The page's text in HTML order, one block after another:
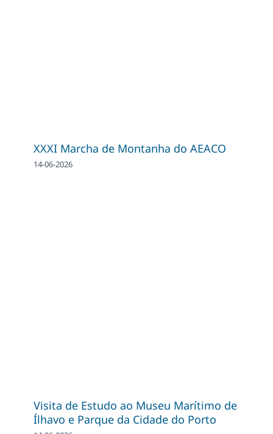
XXXI Marcha de Montanha do AEACO
14-06-2026
Visita de Estudo ao Museu Marítimo de
Ílhavo e Parque da Cidade do Porto